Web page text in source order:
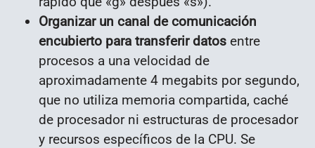
Organizar un canal de comunicación
encubierto para transferir datos entre
procesos a una velocidad de
aproximadamente 4 megabits por segundo,
que no utiliza memoria compartida, caché
de procesador ni estructuras de procesador
y recursos específicos de la CPU. Se